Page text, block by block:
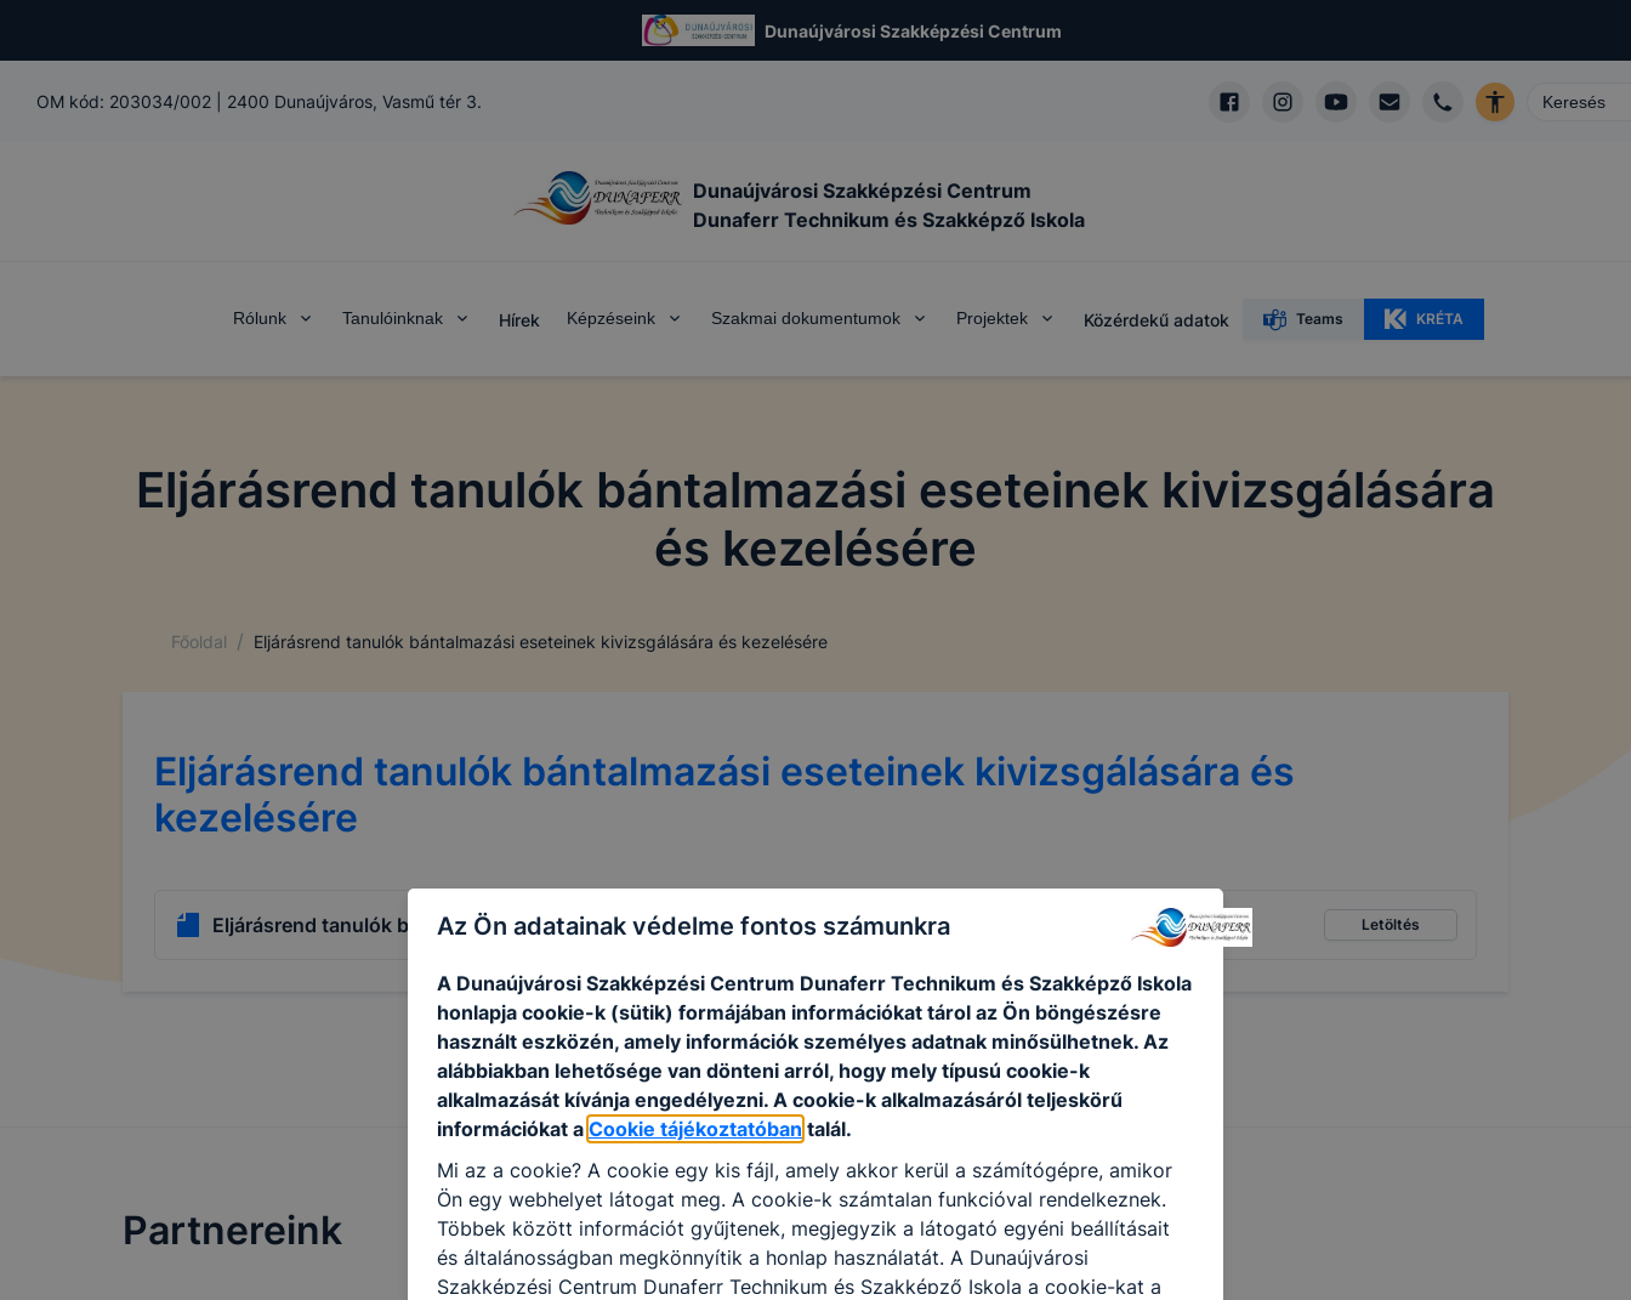
Dunaújvárosi Szakképzési Centrum
OM kód: 203034/002 2400 Dunaújváros, Vasmű tér 3.
Dunaújvárosi Szakképzési Centrum
Dunaferr Technikum és Szakképző Iskola
Rólunk Tanulóinknak Hírek Képzéseink Szakmai dokumentumok Projektek Közérdekű adatok Teams KRÉTA
Eljárásrend tanulók bántalmazási eseteinek kivizsgálására
és kezelésére
Főoldal / Eljárásrend tanulók bántalmazási eseteinek kivizsgálására és kezelésére
Eljárásrend tanulók bántalmazási eseteinek kivizsgálására és
kezelésére
Eljárásrend tanulók bántalmazási eseteinek kivizsgálására és kezelésére Letöltés
Partnereink
Az Ön adatainak védelme fontos számunkra
A Dunaújvárosi Szakképzési Centrum Dunaferr Technikum és Szakképző Iskola
honlapja cookie-k (sütik) formájában információkat tárol az Ön böngészésre
használt eszközén, amely információk személyes adatnak minősülhetnek. Az
alábbiakban lehetősége van dönteni arról, hogy mely típusú cookie-k
alkalmazását kívánja engedélyezni. A cookie-k alkalmazásáról teljeskörű
információkat a Cookie tájékoztatóban talál.
Mi az a cookie? A cookie egy kis fájl, amely akkor kerül a számítógépre, amikor
Ön egy webhelyet látogat meg. A cookie-k számtalan funkcióval rendelkeznek.
Többek között információt gyűjtenek, megjegyzik a látogató egyéni beállításait
és általánosságban megkönnyítik a honlap használatát. A Dunaújvárosi
Szakképzési Centrum Dunaferr Technikum és Szakképző Iskola a cookie-kat a